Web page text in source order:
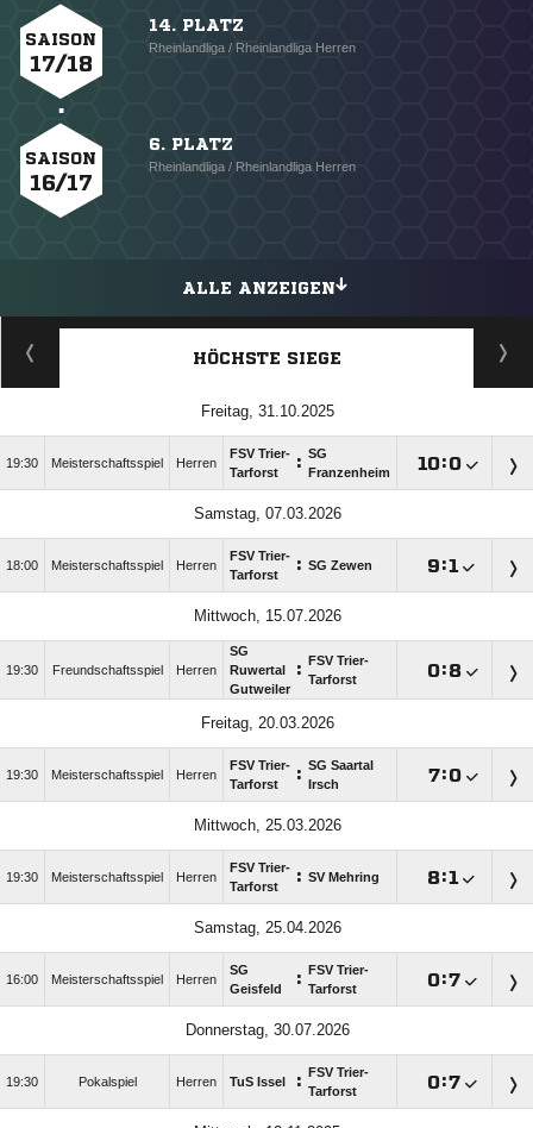
SAISON
17/18
14. PLATZ
Rheinlandliga / Rheinlandliga Herren
SAISON
16/17
6. PLATZ
Rheinlandliga / Rheinlandliga Herren
ALLE ANZEIGEN
HÖCHSTE SIEGE
Freitag, 31.10.2025
19:30 Meisterschaftsspiel Herren
FSV Trier-
Tarforst
: SG
Franzenheim
:
Samstag, 07.03.2026
18:00 Meisterschaftsspiel Herren
FSV Trier-
Tarforst
: SG Zewen :
Mittwoch, 15.07.2026
19:30 Freundschaftsspiel Herren
SG
Ruwertal
Gutweiler
:
FSV Trier-
Tarforst
:
Freitag, 20.03.2026
19:30 Meisterschaftsspiel Herren
FSV Trier-
Tarforst
: SG Saartal
Irsch
:
Mittwoch, 25.03.2026
19:30 Meisterschaftsspiel Herren
FSV Trier-
Tarforst
: SV Mehring :
Samstag, 25.04.2026
16:00 Meisterschaftsspiel Herren
SG
Geisfeld
:
FSV Trier-
Tarforst
:
Donnerstag, 30.07.2026
19:30 Pokalspiel Herren TuS Issel :
FSV Trier-
Tarforst
: